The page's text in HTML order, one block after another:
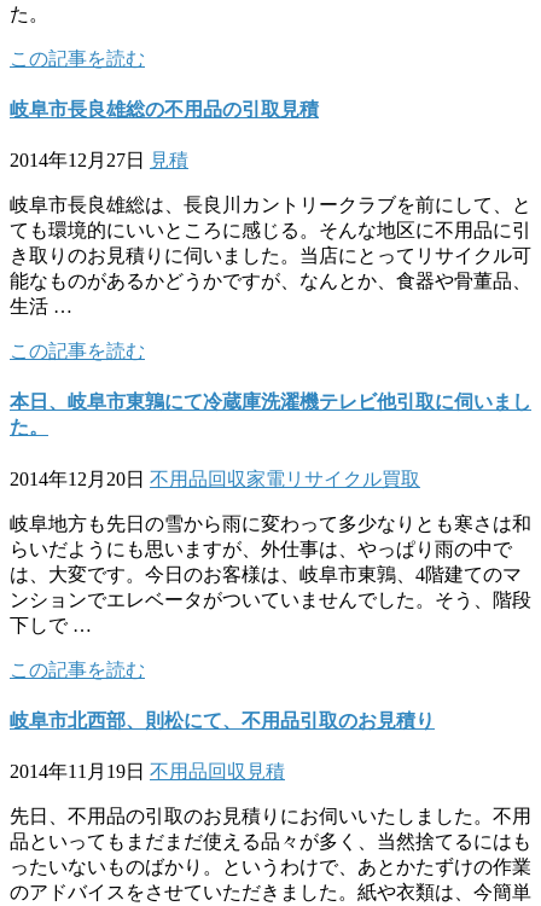
た。
この記事を読む
岐阜市長良雄総の不用品の引取見積
2014年12月27日 見積
岐阜市長良雄総は、長良川カントリークラブを前にして、と
ても環境的にいいところに感じる。そんな地区に不用品に引
き取りのお見積りに伺いました。当店にとってリサイクル可
能なものがあるかどうかですが、なんとか、食器や骨董品、
生活 …
この記事を読む
本日、岐阜市東鶉にて冷蔵庫洗濯機テレビ他引取に伺いまし
た。
2014年12月20日 不用品回収家電リサイクル買取
岐阜地方も先日の雪から雨に変わって多少なりとも寒さは和
らいだようにも思いますが、外仕事は、やっぱり雨の中で
は、大変です。今日のお客様は、岐阜市東鶉、4階建てのマ
ンションでエレベータがついていませんでした。そう、階段
下しで …
この記事を読む
岐阜市北西部、則松にて、不用品引取のお見積り
2014年11月19日 不用品回収 見積
先日、不用品の引取のお見積りにお伺いいたしました。不用
品といってもまだまだ使える品々が多く、当然捨てるにはも
ったいないものばかり。というわけで、あとかたずけの作業
のアドバイスをさせていただきました。紙や衣類は、今簡単